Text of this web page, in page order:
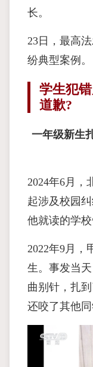
长。
23日，最高
纷典型案例。
学生犯
道歉?
一年级新生
2024年6月，
起涉及校园
他就读的学校
2022年9月，
生。事发当
曲别针，扎
还咬了其他同